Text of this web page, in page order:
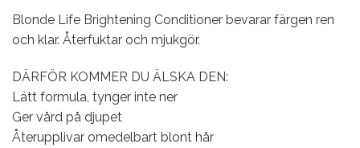
Blonde Life Brightening Conditioner bevarar färgen ren
och klar. Återfuktar och mjukgör.
DÄRFÖR KOMMER DU ÄLSKA DEN:
Lätt formula, tynger inte ner
Ger vård på djupet
Återupplivar omedelbart blont hår